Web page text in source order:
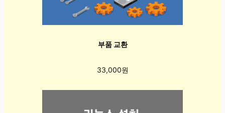
부품 교환
33,000원